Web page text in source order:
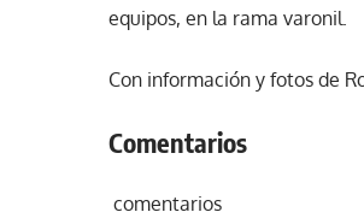
equipos, en la rama varonil.
Con información y fotos de
Comentarios
comentarios